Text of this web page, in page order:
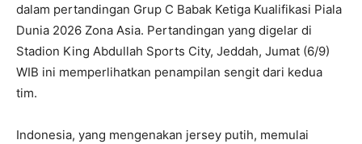
dalam pertandingan Grup C Babak Ketiga Kualifikasi Piala
Dunia 2026 Zona Asia. Pertandingan yang digelar di
Stadion King Abdullah Sports City, Jeddah, Jumat (6/9)
WIB ini memperlihatkan penampilan sengit dari kedua
tim.
Indonesia, yang mengenakan jersey putih, memulai